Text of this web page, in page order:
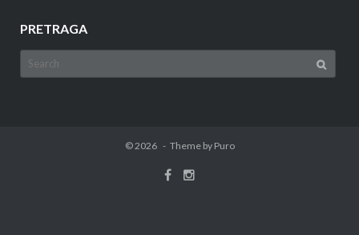
PRETRAGA
Search
for:
© 2026 Theme by Puro